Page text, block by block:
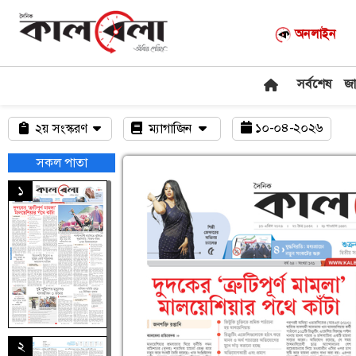
অনলাইন
সর্বশেষ
২য় সংস্করণ
সকল পাতা
১
২
ম্যাগাজিন ১০-০৪-২০২৬